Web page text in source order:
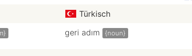
Türkisch
geri adım {noun}